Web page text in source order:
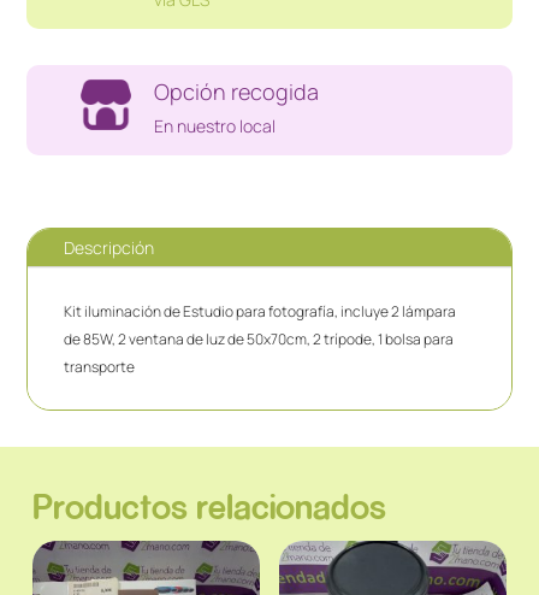
Opción recogida
En nuestro local
Descripción
Kit iluminación de Estudio para fotografía, incluye 2 lámpara
de 85W, 2 ventana de luz de 50x70cm, 2 trípode, 1 bolsa para
transporte
Productos relacionados